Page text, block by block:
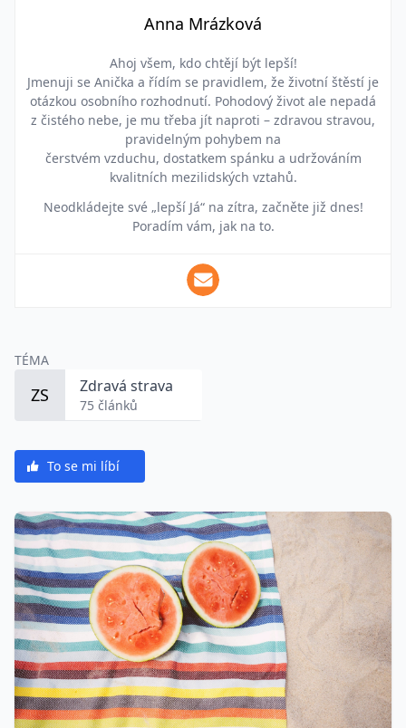
Anna Mrázková
Ahoj všem, kdo chtějí být lepší!
Jmenuji se Anička a řídím se pravidlem, že životní štěstí je
otázkou osobního rozhodnutí. Pohodový život ale nepadá
z čistého nebe, je mu třeba jít naproti – zdravou stravou,
pravidelným pohybem na
čerstvém vzduchu, dostatkem spánku a udržováním
kvalitních mezilidských vztahů.
Neodkládejte své „lepší Já“ na zítra, začněte již dnes!
Poradím vám, jak na to.
TÉMA
ZS Zdravá strava
75 článků
To se mi líbí